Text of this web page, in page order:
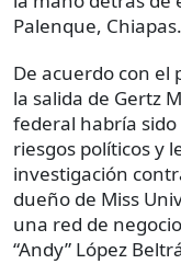
Palenque, Chiapas.
De acuerdo con el
la salida de Gertz
federal habría
riesgos políticos y
investigación
dueño de Miss
una red de
“Andy” López